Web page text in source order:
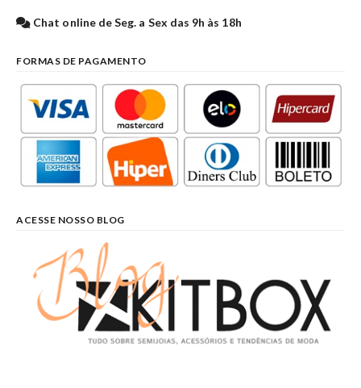
Chat online de Seg. a Sex das 9h às 18h
FORMAS DE PAGAMENTO
ACESSE NOSSO BLOG